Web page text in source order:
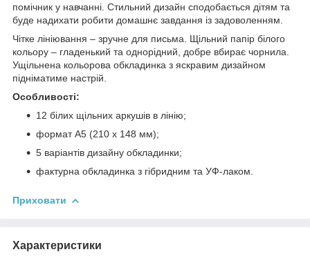
помічник у навчанні. Стильний дизайн сподобається дітям та
буде надихати робити домашнє завдання із задоволенням.
Чітке лініювання – зручне для письма. Щільний папір білого
кольору – гладенький та однорідний, добре вбирає чорнила.
Ущільнена кольорова обкладинка з яскравим дизайном
підніматиме настрій.
Особливості:
12 білих щільних аркушів в лінію;
формат А5 (210 х 148 мм);
5 варіантів дизайну обкладинки;
фактурна обкладинка з гібридним та УФ-лаком.
Приховати
Характеристики